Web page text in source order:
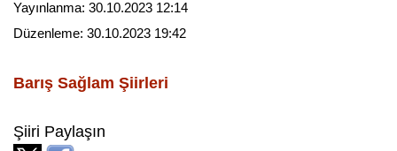
Yayınlanma: 30.10.2023 12:14
Düzenleme: 30.10.2023 19:42
Barış Sağlam Şiirleri
Şiiri Paylaşın